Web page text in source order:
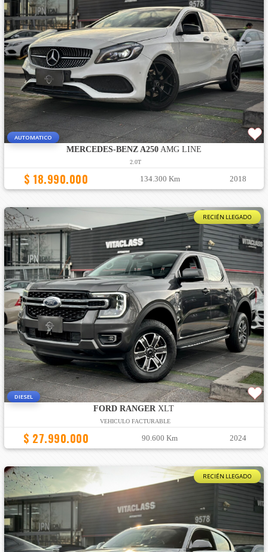
AUTOMATICO
MERCEDES-BENZ A250AMG LINE
2.0T
$ 18.990.000 134.300 Km 2018
RECIÉN LLEGADO
DIESEL
FORD RANGER XLT
VEHICULO FACTURABLE
$ 27.990.000 90.600 Km 2024
RECIÉN LLEGADO